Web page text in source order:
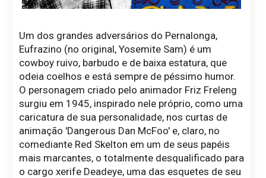
Um dos grandes adversários do Pernalonga,
Eufrazino (no original, Yosemite Sam) é um
cowboy ruivo, barbudo e de baixa estatura, que
odeia coelhos e está sempre de péssimo humor.
O personagem criado pelo animador Friz Freleng
surgiu em 1945, inspirado nele próprio, como uma
caricatura de sua personalidade, nos curtas de
animação 'Dangerous Dan McFoo' e, claro, no
comediante Red Skelton em um de seus papéis
mais marcantes, o totalmente desqualificado para
o cargo xerife Deadeye, uma das esquetes de seu